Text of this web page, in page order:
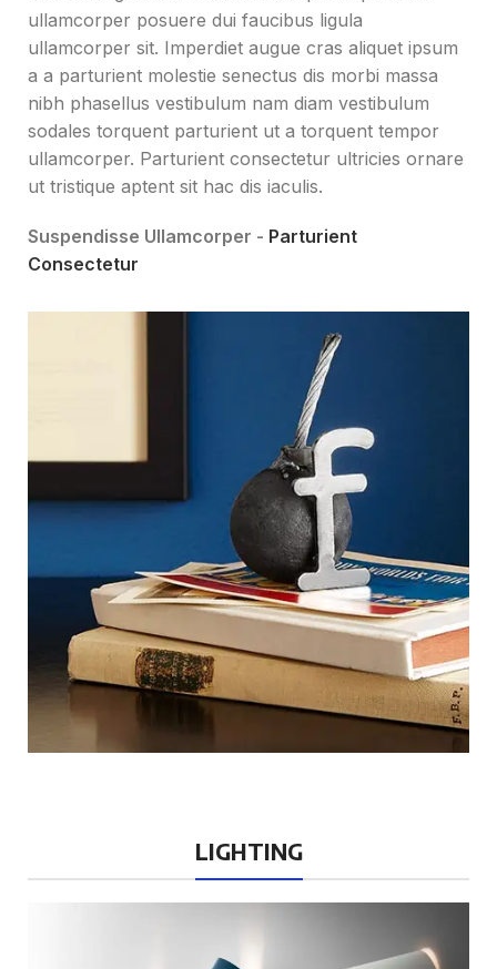
ullamcorper posuere dui faucibus ligula
ullamcorper sit. Imperdiet augue cras aliquet ipsum
a a parturient molestie senectus dis morbi massa
nibh phasellus vestibulum nam diam vestibulum
sodales torquent parturient ut a torquent tempor
ullamcorper. Parturient consectetur ultricies ornare
ut tristique aptent sit hac dis iaculis.
Suspendisse Ullamcorper - Parturient
Consectetur
LIGHTING